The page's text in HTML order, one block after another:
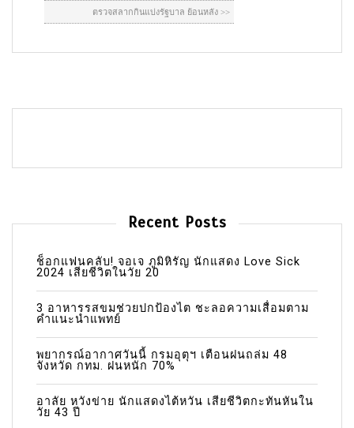
Recent Posts
ช็อกแฟนคลับ! จอเจ ภูมิหิรัญ นักแสดง Love Sick
2024 เสียชีวิตในวัย 20
3 อาหารรสขมช่วยปกป้องไต ชะลอความเสื่อมตาม
คำแนะนำแพทย์
พยากรณ์อากาศวันนี้ กรมอุตุฯ เตือนฝนถล่ม 48
จังหวัด กทม. ฝนหนัก 70%
อาลัย หวังข่าย นักแสดงไต้หวัน เสียชีวิตกะทันหันใน
วัย 43 ปี